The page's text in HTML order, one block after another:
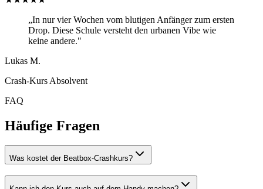
„In nur vier Wochen vom blutigen Anfänger zum ersten
Drop. Diese Schule versteht den urbanen Vibe wie
keine andere."
Lukas M.
Crash-Kurs Absolvent
FAQ
Häufige Fragen
Was kostet der Beatbox-Crashkurs?